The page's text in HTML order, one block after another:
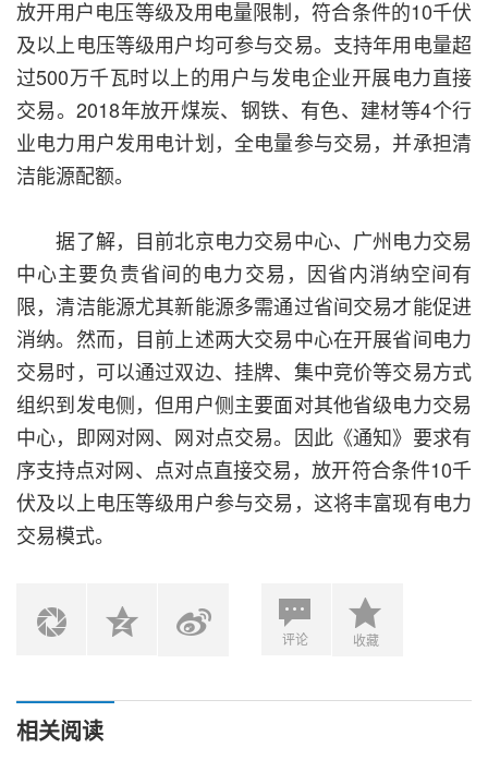
放开用户电压等级及用电量限制，符合条件的10千伏
及以上电压等级用户均可参与交易。支持年用电量超
过500万千瓦时以上的用户与发电企业开展电力直接
交易。2018年放开煤炭、钢铁、有色、建材等4个行
业电力用户发用电计划，全电量参与交易，并承担清
洁能源配额。
据了解，目前北京电力交易中心、广州电力交易
中心主要负责省间的电力交易，因省内消纳空间有
限，清洁能源尤其新能源多需通过省间交易才能促进
消纳。然而，目前上述两大交易中心在开展省间电力
交易时，可以通过双边、挂牌、集中竞价等交易方式
组织到发电侧，但用户侧主要面对其他省级电力交易
中心，即网对网、网对点交易。因此《通知》要求有
序支持点对网、点对点直接交易，放开符合条件10千
伏及以上电压等级用户参与交易，这将丰富现有电力
交易模式。
评论 收藏
相关阅读